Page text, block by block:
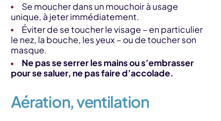
Se moucher dans un mouchoir à usage
unique, à jeter immédiatement.
Éviter de se toucher le visage – en particulier
le nez, la bouche, les yeux – ou de toucher son
masque.
Ne pas se serrer les mains ou s’embrasser
pour se saluer, ne pas faire d’accolade.
Aération, ventilation